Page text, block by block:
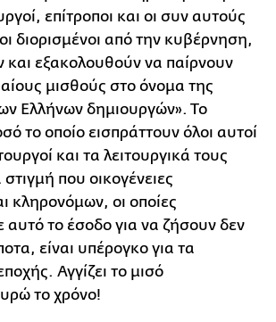
επίτροποι και οι συν αυτούς
διορισμένοι από την κυβέρνηση,
και εξακολουθούν να παίρνουν
μισθούς στο όνομα της
Ελλήνων δημιουργών». Το
το οποίο εισπράττουν όλοι αυτοί
και τα λειτουργικά τους
στιγμή που οικογένειες
κληρονόμων, οι οποίες
αυτό το έσοδο για να ζήσουν δεν
είναι υπέρογκο για τα
Αγγίζει το μισό
το χρόνο!